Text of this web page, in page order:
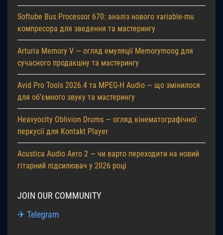
Softube Bus Processor 670: аналіз нового variable-mu
компресора для зведення та мастерингу
Arturia Memory V — огляд емуляції Memorymoog для
сучасного продакшну та мастерингу
Avid Pro Tools 2026.4 та MPEG-H Audio — що змінилося
для об’ємного звуку та мастерингу
Heavyocity Oblivion Drums — огляд кінематографічної
перкусії для Kontakt Player
Acustica Audio Aero 2 — чи варто переходити на новий
гітарний підсилювач у 2026 році
JOIN OUR COMMUNITY
✈ Telegram